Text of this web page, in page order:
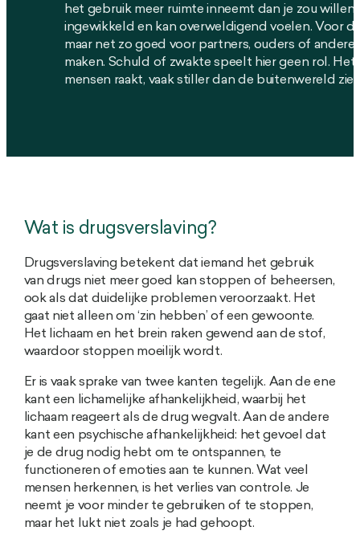
het gebruik meer ruimte inneemt dan je zou willen.
ingewikkeld en kan overweldigend voelen. Voor
maar net zo goed voor partners, ouders of andere
maken. Schuld of zwakte speelt hier geen rol. Het
mensen raakt, vaak stiller dan de buitenwereld
Wat is drugsverslaving?
Drugsverslaving betekent dat iemand het gebruik
van drugs niet meer goed kan stoppen of beheersen,
ook als dat duidelijke problemen veroorzaakt. Het
gaat niet alleen om ‘zin hebben’ of een gewoonte.
Het lichaam en het brein raken gewend aan de stof,
waardoor stoppen moeilijk wordt.
Er is vaak sprake van twee kanten tegelijk. Aan de ene
kant een lichamelijke afhankelijkheid, waarbij het
lichaam reageert als de drug wegvalt. Aan de andere
kant een psychische afhankelijkheid: het gevoel dat
je de drug nodig hebt om te ontspannen, te
functioneren of emoties aan te kunnen. Wat veel
mensen herkennen, is het verlies van controle. Je
neemt je voor minder te gebruiken of te stoppen,
maar het lukt niet zoals je had gehoopt.